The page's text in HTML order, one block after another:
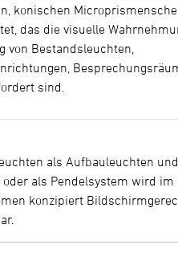
konischen
das die visuelle
Bestandsleuchten,
sind.
als Aufbauleuchten und
als Pendelsystem wird im
konzipiert